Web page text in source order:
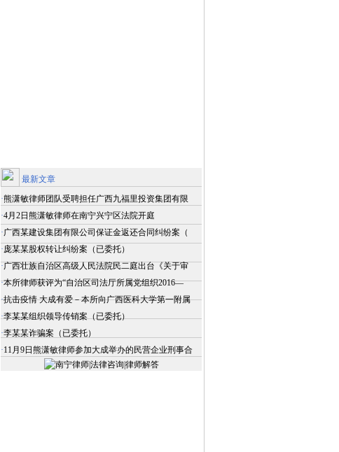
最新文章
·熊潇敏律师团队受聘担任广西九福里投资集团有限
·4月2日熊潇敏律师在南宁兴宁区法院开庭
·广西某建设集团有限公司保证金返还合同纠纷案（
·庞某某股权转让纠纷案（已委托）
·广西壮族自治区高级人民法院民二庭出台《关于审
·本所律师获评为“自治区司法厅所属党组织2016—
·抗击疫情 大成有爱－本所向广西医科大学第一附属
·李某某组织领导传销案（已委托）
·李某某诈骗案（已委托）
·11月9日熊潇敏律师参加大成举办的民营企业刑事合